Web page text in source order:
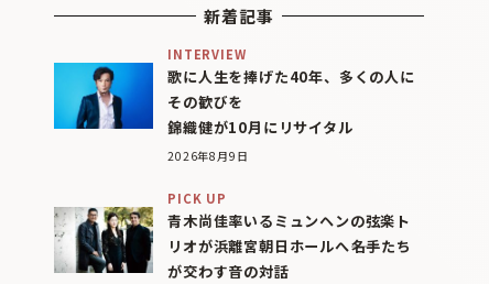
新着記事
INTERVIEW
歌に人生を捧げた40年、多くの人に
その歓びを
錦織健が10月にリサイタル
2026年8月9日
PICK UP
青木尚佳率いるミュンヘンの弦楽ト
リオが浜離宮朝日ホールへ――名手たち
が交わす音の対話